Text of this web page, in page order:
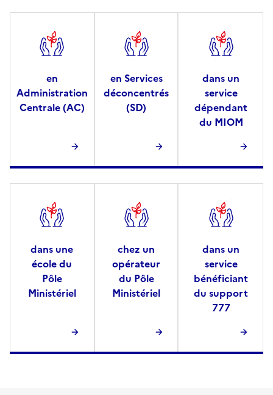
en
Administration
Centrale (AC)
en Services
déconcentrés
(SD)
dans un
service
dépendant
du MIOM
dans une
école du
Pôle
Ministériel
chez un
opérateur
du Pôle
Ministériel
dans un
service
bénéficiant
du support
777